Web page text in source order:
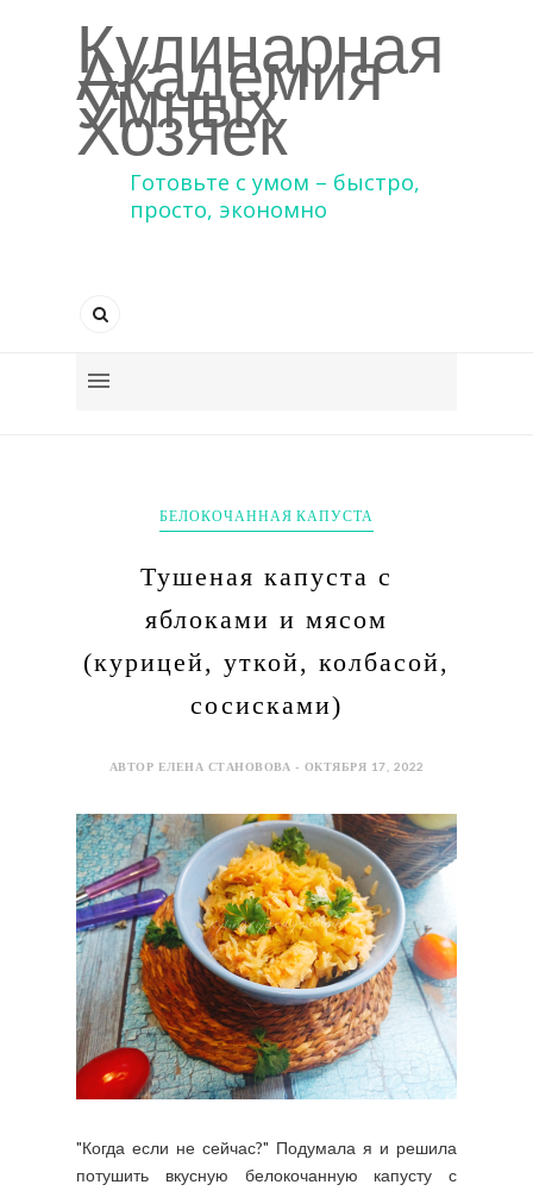
Кулинарная
Академия
Умных
Хозяек
Готовьте с умом – быстро,
просто, экономно
БЕЛОКОЧАННАЯ КАПУСТА
Тушеная капуста с
яблоками и мясом
(курицей, уткой, колбасой,
сосисками)
АВТОР ЕЛЕНА СТАНОВОВА - ОКТЯБРЯ 17, 2022
"Когда если не сейчас?" Подумала я и решила
потушить вкусную белокочанную капусту с